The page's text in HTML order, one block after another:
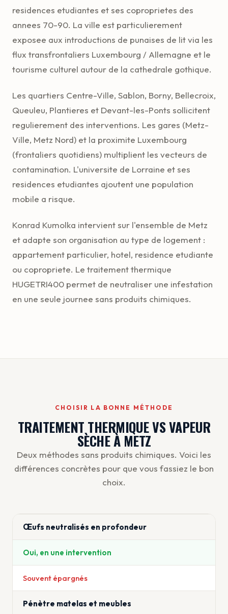
residences etudiantes et ses coproprietes des
annees 70-90. La ville est particulierement
exposee aux introductions de punaises de lit via les
flux transfrontaliers Luxembourg / Allemagne et le
tourisme culturel autour de la cathedrale gothique.
Les quartiers Centre-Ville, Sablon, Borny, Bellecroix,
Queuleu, Plantieres et Devant-les-Ponts sollicitent
regulierement des interventions. Les gares (Metz-
Ville, Metz Nord) et la proximite Luxembourg
(frontaliers quotidiens) multiplient les vecteurs de
contamination. L'universite de Lorraine et ses
residences etudiantes ajoutent une population
mobile a risque.
Konrad Kumolka intervient sur l'ensemble de Metz
et adapte son organisation au type de logement :
appartement particulier, hotel, residence etudiante
ou copropriete. Le traitement thermique
HUGETRI400 permet de neutraliser une infestation
en une seule journee sans produits chimiques.
CHOISIR LA BONNE MÉTHODE
TRAITEMENT THERMIQUE VS VAPEUR
SÈCHE À METZ
Deux méthodes sans produits chimiques. Voici les
différences concrètes pour que vous fassiez le bon
choix.
Œufs neutralisés en profondeur
Oui, en une intervention
Souvent épargnés
Pénètre matelas et meubles